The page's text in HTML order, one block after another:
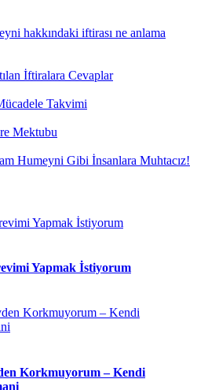
hakkındaki iftirası ne anlama
İftiralara Cevaplar
Takvimi
Mektubu
Humeyni Gibi İnsanlara Muhtacız!
Yapmak İstiyorum
Korkmuyorum – Kendi